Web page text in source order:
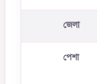
জেলা
পেশা